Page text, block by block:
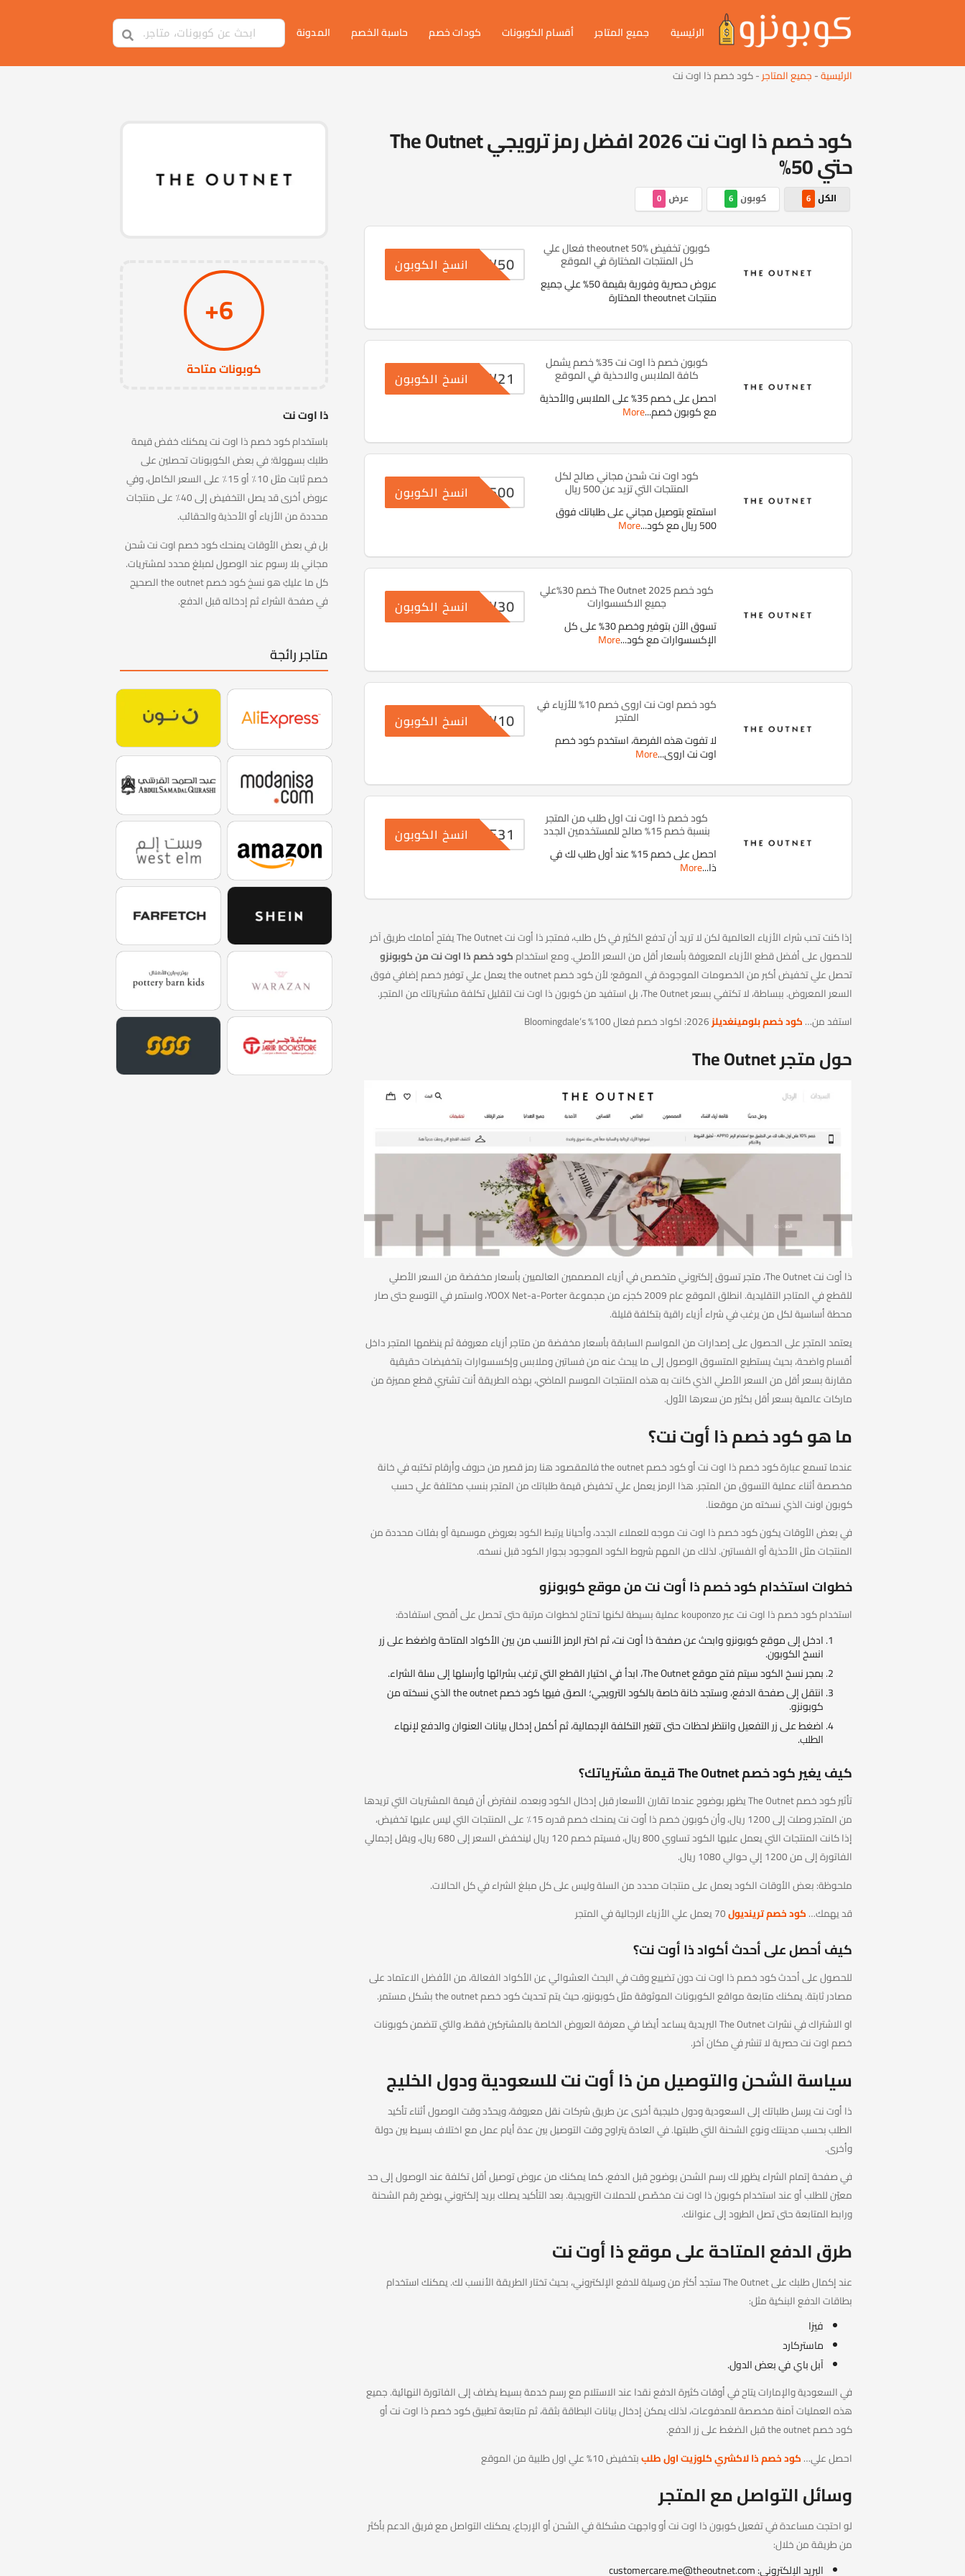
الرئيسية جميع المتاجر أقسام الكوبونات كودات خصم حاسبة الخصم المدونة
الرئيسية-جميع المتاجر-كود خصم ذا اوت نت
كود خصم ذا اوت نت 2026 افضل رمز ترويجي The Outnet
حتي 50%
الكل 6 كوبون 6 عرض 0
كوبون تخفيض theoutnet 50% فعال علي
كل المنتجات المختارة في الموقع
عروض حصرية وفورية بقيمة 50% علي جميع
منتجات theoutnet المختارة
NEW50انسخ الكوبون
كوبون خصم ذا اوت نت 35% خصم يشمل
كافة الملابس والاحذية في الموقع
احصل على خصم 35% على الملابس والأحذية
مع كوبون خصم...
More
NEW21انسخ الكوبون
كود اوت نت شحن مجاني صالح لكل
المنتجات التي تزيد عن 500 ريال
استمتع بتوصيل مجاني على طلباتك فوق
500 ريال مع كود ...
More
NEW500انسخ الكوبون
كود خصم The Outnet 2025 خصم 30%علي
جميع الاكسسوارات
تسوق الآن بتوفير وخصم 30% على كل
الإكسسوارات مع كود...
More
NEW30انسخ الكوبون
كود خصم اوت نت اروى خصم 10% للأزياء في
المتجر
لا تفوت هذه الفرصة، استخدم كود خصم
اوت نت اروى...
More
NEW10انسخ الكوبون
كود خصم ذا اوت نت اول طلب من المتجر
بنسبة خصم 15% صالح للمستخدمين الجدد
احصل على خصم 15% عند أول طلب لك في
ذا...
More
NWE31انسخ الكوبون
إذا كنت تحب شراء الأزياء العالمية لكن لا تريد أن تدفع الكثير في كل طلب، فمتجر ذا أوت نت The Outnet يفتح أمامك طريق آخر
للحصول على أفضل قطع الأزياء المعروفة بأسعار أقل من السعر الأصلي. ومع استخدامكود خصم ذا اوت نت من كوبونزو
تحصل علي تخفيض أكبر من الخصومات الموجودة في الموقع؛ لأن كود خصم the outnet يعمل علي توفير خصم إضافي فوق
السعر المعروض. ببساطة، لا تكتفي بسعر The Outnet، بل استفيد من كوبون ذا اوت نت لتقليل تكلفة مشترياتك من المتجر.
استفد من…كود خصم بلومينغديلز2026: اكواد خصم فعال 100% Bloomingdale’s
حول متجر The Outnet
ذا أوت نت The Outnet، متجر تسوق إلكتروني متخصص في أزياء المصممين العالميين بأسعار مخفضة من السعر الأصلي
للقطع في المتاجر التقليدية. انطلق الموقع عام 2009 كجزء من مجموعة YOOX Net-a-Porter، واستمر في التوسع حتى صار
محطة أساسية لكل من يرغب في شراء أزياء راقية بتكلفة قليلة.
يعتمد المتجر على الحصول على إصدارات من المواسم السابقة بأسعار مخفضة من متاجر أزياء معروفة ثم ينظمها المتجر داخل
أقسام واضحة، بحيث يستطيع المتسوق الوصول إلى ما يبحث عنه من فساتين وملابس وإكسسوارات بتخفيضات حقيقية
مقارنة بسعر أقل من السعر الأصلي الذي كانت به هذه المنتجات الموسم الماضي، بهذه الطريقة أنت تشتري قطع مميزة من
ماركات عالمية بسعر أقل بكثير من سعرها الأول.
ما هو كود خصم ذا أوت نت؟
عندما تسمع عبارة كود خصم ذا اوت نت أو كود خصم the outnet فالمقصود هنا رمز قصير من حروف وأرقام تكتبه في خانة
مخصصة أثناء عملية التسوق من المتجر. هذا الرمز يعمل علي تخفيض قيمة طلباتك من المتجر بنسب مختلفة علي حسب
كوبون اونت الذي نسخته من موقعنا.
في بعض الأوقات يكون كود خصم ذا اوت نت موجه للعملاء الجدد، وأحيانا يرتبط الكود بعروض موسمية أو بفئات محددة من
المنتجات مثل الأحذية أو الفساتين. لذلك من المهم شروط الكود الموجود بجوار الكود قبل نسخه.
خطوات استخدام كود خصم ذا أوت نت من موقع كوبونزو
استخدام كود خصم ذا اوت نت عبر kouponzo عملية بسيطة لكنها تحتاج لخطوات مرتبة حتى تحصل على أقصى استفادة:
ادخل إلى موقع كوبونزو وابحث عن صفحة ذا أوت نت، ثم اختر الرمز الأنسب من بين الأكواد المتاحة واضغط على زر
انسخ الكوبون.
بمجر نسخ الكود سيتم فتح موقع The Outnet، ابدأ في اختيار القطع التي ترغب بشرائها وأرسلها إلى سلة الشراء.
انتقل إلى صفحة الدفع، وستجد خانة خاصة بالكود الترويجي؛ الصق فيها كود خصم the outnet الذي نسخته من
كوبونزو.
اضغط على زر التفعيل وانتظر لحظات حتى تتغير التكلفة الإجمالية، ثم أكمل إدخال بيانات العنوان والدفع لإنهاء
الطلب.
كيف يغير كود خصم The Outnet قيمة مشترياتك؟
تأثير كود خصم The Outnet يظهر بوضوح عندما تقارن الأسعار قبل إدخال الكود وبعده. لنفترض أن قيمة المشتريات التي تريدها
من المتجر وصلت إلى 1200 ريال، وأن كوبون خصم ذا أوت نت يمنحك خصم قدره 15٪ على المنتجات التي ليس عليها تخفيض،
إذا كانت المنتجات التي يعمل عليها الكود تساوي 800 ريال، فسيتم خصم 120 ريال لينخفض السعر إلى 680 ريال، ويقل إجمالي
الفاتورة إلى من 1200 إلي حوالي 1080 ريال.
ملحوظة: بعض الأوقات الكود يعمل على منتجات محدد من السلة وليس على كل مبلغ الشراء في كل الحالات.
قد يهمك…كود خصم ترينديول
كيف أحصل على أحدث أكواد ذا أوت نت؟
للحصول على أحدث كود خصم ذا اوت نت دون تضييع وقت في البحث العشوائي عن الأكواد الفعالة، من الأفضل الاعتماد على
مصادر ثابتة. يمكنك متابعة مواقع الكوبونات الموثوقة مثل كوبونزو، حيث يتم تحديث كود خصم the outnet بشكل مستمر.
او الاشتراك في نشرات The Outnet البريدية يساعد أيضا في معرفة العروض الخاصة بالمشتركين فقط، والتي تتضمن كوبونات
خصم اوت نت حصرية لا تنشر في مكان آخر.
سياسة الشحن والتوصيل من ذا أوت نت للسعودية ودول الخليج
ذا أوت نت يرسل طلباتك إلى السعودية ودول خليجية أخرى عن طريق شركات نقل معروفة، ويحدّد وقت الوصول أثناء تأكيد
الطلب بحسب مدينتك ونوع الشحنة التي طلبتها. في العادة يتراوح وقت التوصيل بين عدة أيام عمل مع اختلاف بسيط بين دولة
وأخرى.
في صفحة إتمام الشراء يظهر لك رسم الشحن بوضوح قبل الدفع، كما يمكنك من عروض توصيل أقل تكلفة عند الوصول إلى حد
معيّن للطلب أو عند استخدام كوبون ذا اوت نت مخصّص للحملات الترويجية. بعد التأكيد يصلك بريد إلكتروني يوضح رقم الشحنة
ورابط المتابعة حتى تصل الطرود إلى عنوانك.
طرق الدفع المتاحة على موقع ذا أوت نت
عند إكمال طلبك على The Outnet ستجد أكثر من وسيلة للدفع الإلكتروني، بحيث تختار الطريقة الأنسب لك. يمكنك استخدام
بطاقات الدفع البنكية مثل:
فيزا
ماستركارد
آبل باي في بعض الدول.
في السعودية والإمارات يتاح في أوقات كثيرة الدفع نقدا عند الاستلام مع رسم خدمة بسيط يضاف إلى الفاتورة النهائية. جميع
هذه العمليات آمنة مخصصة للمدفوعات، لذلك يمكن إدخال بيانات البطاقة بثقة، ثم متابعة تطبيق كود خصم ذا اوت نت أو
كود خصم the outnet قبل الضغط على زر الدفع.
احصل علي…كود خصم ذا لاكشري كلوزيت اول طلببتخفيض 10% علي اول طلبية من الموقع
وسائل التواصل مع المتجر
لو احتجت مساعدة في تفعيل كوبون ذا اوت نت أو واجهت مشكلة في الشحن أو الإرجاع، يمكنك التواصل مع فريق الدعم بأكثر
من طريقة من خلال:
البريد الإلكتروني:customercare.me@theoutnet.com
6+
كوبونات متاحة
ذا اوت نت
باستخدام كود خصم ذا اوت نت يمكنك خفض قيمة
طلبك بسهولة؛ في بعض الكوبونات تحصلين على
خصم ثابت مثل 10٪ أو 15٪ على السعر الكامل، وفي
عروض أخرى قد يصل التخفيض إلى 40٪ على منتجات
محددة من الأزياء أو الأحذية والحقائب.
بل في بعض الأوقات يمنحك كود خصم اوت نت شحن
مجاني بلا رسوم عند الوصول لمبلغ محدد لمشتريات.
كل ما عليكِ هو نسخ كود خصم the outnet الصحيح
في صفحة الشراء ثم إدخاله قبل الدفع.
متاجر رائجة